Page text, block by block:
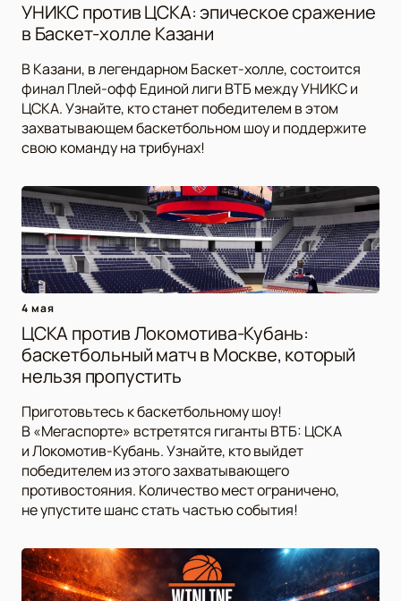
УНИКС против ЦСКА: эпическое сражение
в Баскет-холле Казани
В Казани, в легендарном Баскет-холле, состоится
финал Плей-офф Единой лиги ВТБ между УНИКС и
ЦСКА. Узнайте, кто станет победителем в этом
захватывающем баскетбольном шоу и поддержите
свою команду на трибунах!
4 мая
ЦСКА против Локомотива-Кубань:
баскетбольный матч в Москве, который
нельзя пропустить
Приготовьтесь к баскетбольному шоу!
В «Мегаспорте» встретятся гиганты ВТБ: ЦСКА
и Локомотив-Кубань. Узнайте, кто выйдет
победителем из этого захватывающего
противостояния. Количество мест ограничено,
не упустите шанс стать частью события!